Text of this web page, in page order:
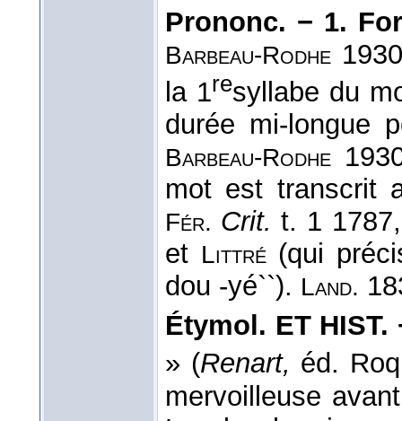
Prononc. − 1.
Barbeau-Rodhe
la 1resyllabe du
durée mi-longue
Barbeau-Rodhe
mot est transcrit
Fér. Crit. t. 1
et Littré(qui
dou -yé``). Land.
Étymol. ET
» (Renart, éd.
mervoilleuse